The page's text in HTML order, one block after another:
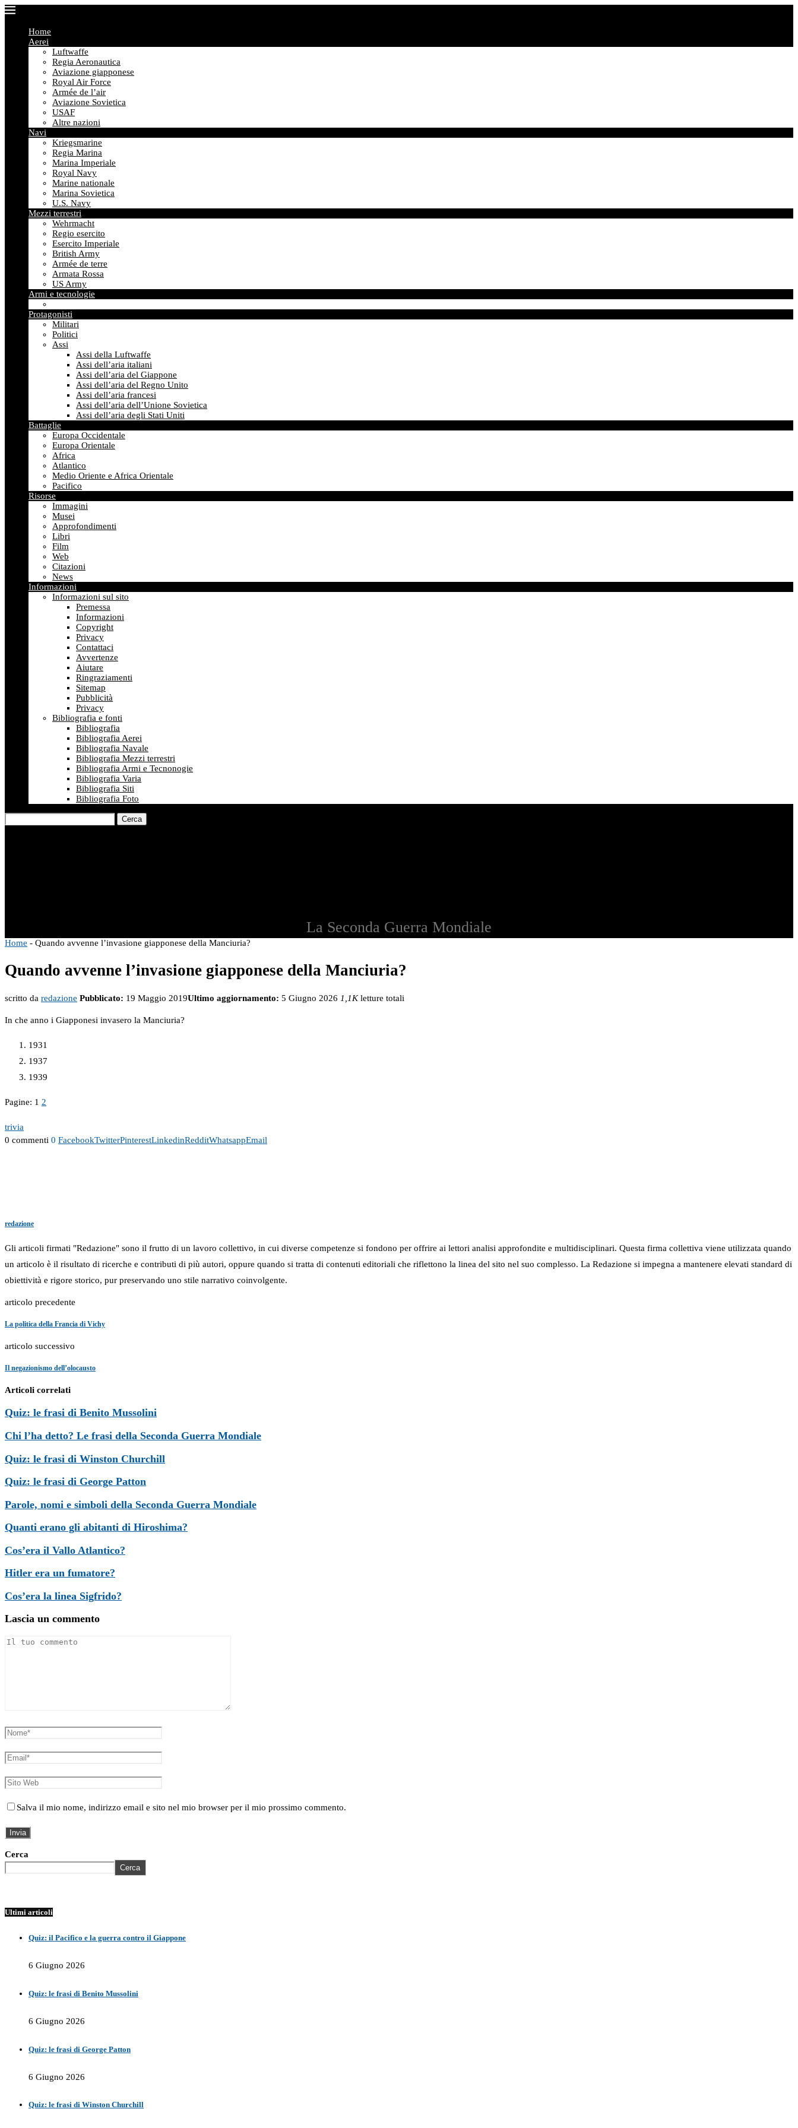
Home
Aerei
Luftwaffe
Regia Aeronautica
Aviazione giapponese
Royal Air Force
Armée de l’air
Aviazione Sovietica
USAF
Altre nazioni
Navi
Kriegsmarine
Regia Marina
Marina Imperiale
Royal Navy
Marine nationale
Marina Sovietica
U.S. Navy
Mezzi terrestri
Wehrmacht
Regio esercito
Esercito Imperiale
British Army
Armée de terre
Armata Rossa
US Army
Armi e tecnologie
Protagonisti
Militari
Politici
Assi
Assi della Luftwaffe
Assi dell’aria italiani
Assi dell’aria del Giappone
Assi dell’aria del Regno Unito
Assi dell’aria francesi
Assi dell’aria dell’Unione Sovietica
Assi dell’aria degli Stati Uniti
Battaglie
Europa Occidentale
Europa Orientale
Africa
Atlantico
Medio Oriente e Africa Orientale
Pacifico
Risorse
Immagini
Musei
Approfondimenti
Libri
Film
Web
Citazioni
News
Informazioni
Informazioni sul sito
Premessa
Informazioni
Copyright
Privacy
Contattaci
Avvertenze
Aiutare
Ringraziamenti
Sitemap
Pubblicità
Privacy
Bibliografia e fonti
Bibliografia
Bibliografia Aerei
Bibliografia Navale
Bibliografia Mezzi terrestri
Bibliografia Armi e Tecnonogie
Bibliografia Varia
Bibliografia Siti
Bibliografia Foto
Cerca
La Seconda Guerra Mondiale
Home - Quando avvenne l’invasione giapponese della Manciuria?
Quando avvenne l’invasione giapponese della Manciuria?
scritto da redazione Pubblicato: 19 Maggio 2019Ultimo aggiornamento: 5 Giugno 2026 1,1Kletture totali
In che anno i Giapponesi invasero la Manciuria?
1931
1937
1939
Pagine: 1 2
trivia
0 commenti 0 FacebookTwitterPinterestLinkedinRedditWhatsappEmail
redazione
Gli articoli firmati "Redazione" sono il frutto di un lavoro collettivo, in cui diverse competenze si fondono per offrire ai lettori analisi approfondite e multidisciplinari. Questa firma collettiva viene utilizzata quando
un articolo è il risultato di ricerche e contributi di più autori, oppure quando si tratta di contenuti editoriali che riflettono la linea del sito nel suo complesso. La Redazione si impegna a mantenere elevati standard di
obiettività e rigore storico, pur preservando uno stile narrativo coinvolgente.
articolo precedente
La politica della Francia di Vichy
articolo successivo
Il negazionismo dell’olocausto
Articoli correlati
Quiz: le frasi di Benito Mussolini
Chi l’ha detto? Le frasi della Seconda Guerra Mondiale
Quiz: le frasi di Winston Churchill
Quiz: le frasi di George Patton
Parole, nomi e simboli della Seconda Guerra Mondiale
Quanti erano gli abitanti di Hiroshima?
Cos’era il Vallo Atlantico?
Hitler era un fumatore?
Cos’era la linea Sigfrido?
Lascia un commento
Salva il mio nome, indirizzo email e sito nel mio browser per il mio prossimo commento.
Cerca
Cerca
Ultimi articoli
Quiz: il Pacifico e la guerra contro il Giappone
6 Giugno 2026
Quiz: le frasi di Benito Mussolini
6 Giugno 2026
Quiz: le frasi di George Patton
6 Giugno 2026
Quiz: le frasi di Winston Churchill